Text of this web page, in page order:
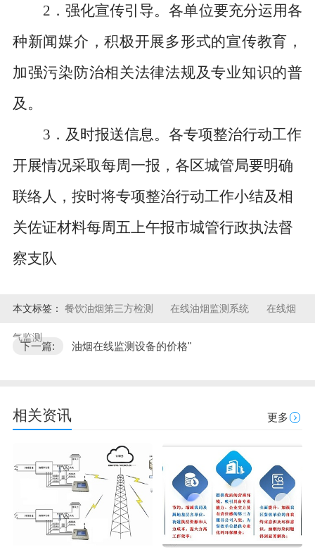
2 ．强化宣传引导。各单位要充分运用各
种新闻媒介，积极开展多形式的宣传教育，
加强污染防治相关法律法规及专业知识的普
及。
3 ．及时报送信息。各专项整治行动工作
开展情况采取每周一报，各区城管局要明确
联络人，按时将专项整治行动工作小结及相
关佐证材料每周五上午报市城管行政执法督
察支队
本文标签： 餐饮油烟第三方检测 在线油烟监测系统 在线烟
气监测
下一篇: 油烟在线监测设备的价格"
相关资讯 更多